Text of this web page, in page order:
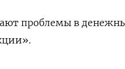
проблемы в